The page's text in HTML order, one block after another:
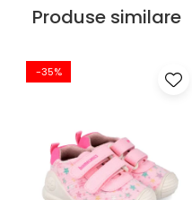
Produse similare
-35%